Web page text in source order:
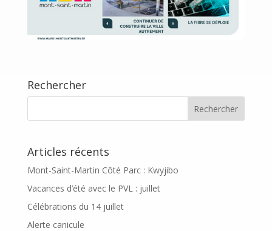
Rechercher
Articles récents
Mont-Saint-Martin Côté Parc : Kwyjibo
Vacances d’été avec le PVL : juillet
Célébrations du 14 juillet
Alerte canicule